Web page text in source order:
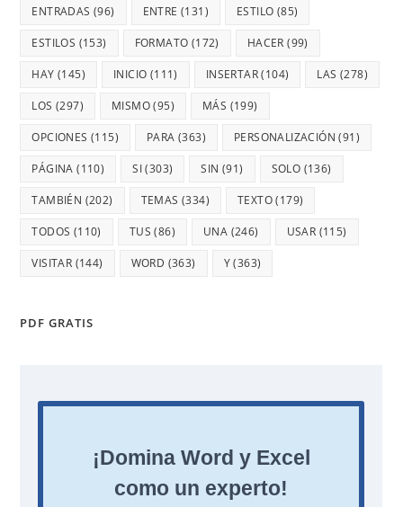
ENTRADAS (96) ENTRE (131) ESTILO (85)
ESTILOS (153) FORMATO (172) HACER (99)
HAY (145) INICIO (111) INSERTAR(104) LAS (278)
LOS (297) MISMO(95) MÁS (199)
OPCIONES (115) PARA (363) PERSONALIZACIÓN (91)
PÁGINA (110) SI(303) SIN (91) SOLO (136)
TAMBIÉN (202) TEMAS (334) TEXTO(179)
TODOS (110) TUS (86) UNA (246) USAR (115)
VISITAR (144) WORD (363) Y(363)
PDF GRATIS